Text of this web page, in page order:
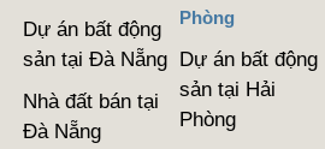
Dự án bất động
sản tại Đà Nẵng
Nhà đất bán tại
Đà Nẵng
Phòng
Dự án bất động
sản tại Hải
Phòng